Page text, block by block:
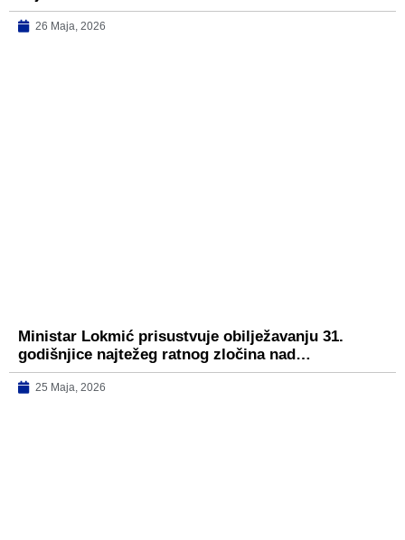
26 Maja, 2026
Ministar Lokmić prisustvuje obilježavanju 31.
godišnjice najtežeg ratnog zločina nad…
25 Maja, 2026